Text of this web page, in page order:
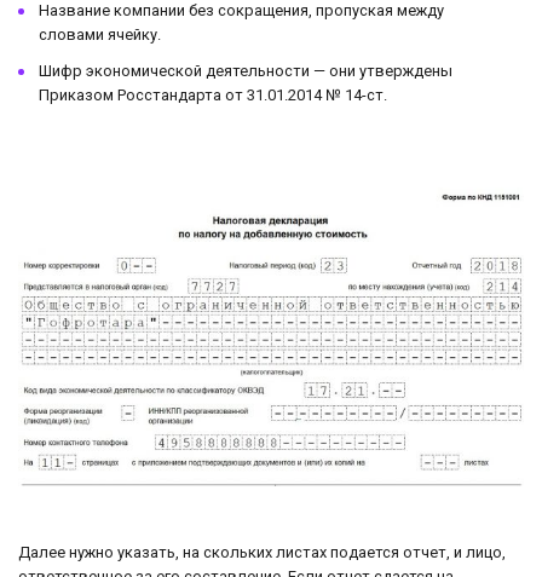
Название компании без сокращения, пропуская между
словами ячейку.
Шифр экономической деятельности — они утверждены
Приказом Росстандарта от 31.01.2014 № 14-ст.
Далее нужно указать, на скольких листах подается отчет, и лицо,